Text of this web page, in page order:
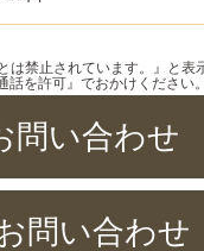
は禁止されています。』と
話を許可』でおかけください
問い合わせ
問い合わせ